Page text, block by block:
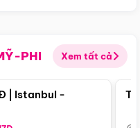
PHI Xem tất cả
Điểm nổi bật
| Istanbul -